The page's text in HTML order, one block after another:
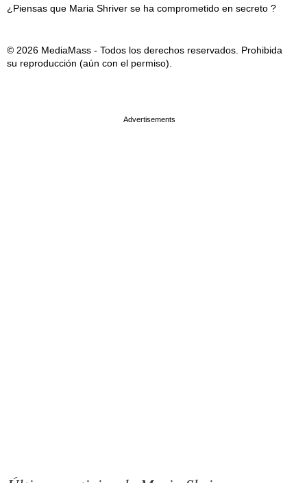
¿Piensas que Maria Shriver se ha comprometido en secreto ?
© 2026 MediaMass - Todos los derechos reservados. Prohibida
su reproducción (aún con el permiso).